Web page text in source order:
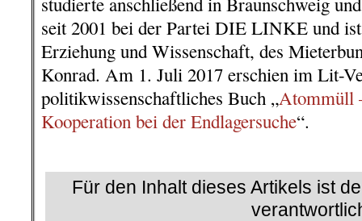
seit 2001 bei der Partei DIE LINKE und
Erziehung und Wissenschaft, des
Konrad. Am 1. Juli 2017 erschien im Lit-
politikwissenschaftliches Buch „Atommüll
Kooperation bei der Endlagersuche“.
Für den Inhalt dieses Artikels ist